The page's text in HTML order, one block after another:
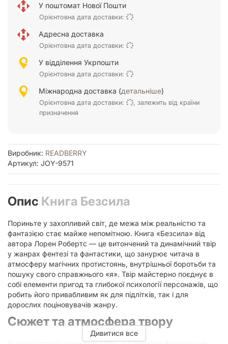
У поштомат Нової Пошти
Орієнтовна дата доставки:
Адресна доставка
Орієнтовна дата доставки:
У відділення Укрпошти
Орієнтовна дата доставки:
Міжнародна доставка (детальніше)
Орієнтовна дата доставки:
, залежить від країни
призначення
Виробник: READBERRY
Артикул: JOY-9571
Опис Книга Безсила
Пориньте у захопливий світ, де межа між реальністю та
фантазією стає майже непомітною. Книга «Безсила» від
автора Лорен Робертс — це витончений та динамічний твір
у жанрах фентезі та фантастики, що занурює читача в
атмосферу магічних протистоянь, внутрішньої боротьби та
пошуку свого справжнього «я». Твір майстерно поєднує в
собі елементи пригод та глибокої психології персонажів, що
робить його привабливим як для підлітків, так і для
дорослих поціновувачів жанру.
Сюжет та атмосфера твору
Дивитися все